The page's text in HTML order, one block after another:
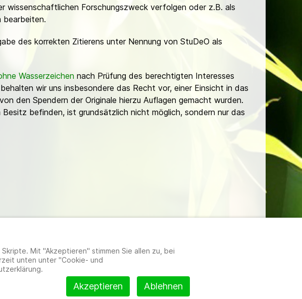
wissenschaftlichen Forschungszweck verfolgen oder z.B. als
bearbeiten.
des korrekten Zitierens unter Nennung von StuDeO als
Wasserzeichen nach Prüfung des berechtigten Interesses
wir uns insbesondere das Recht vor, einer Einsicht in das
den Spendern der Originale hierzu Auflagen gemacht wurden.
befinden, ist grundsätzlich nicht möglich, sondern nur das
Mit "Akzeptieren" stimmen Sie allen zu, bei
unten unter "Cookie- und
Akzeptieren Ablehnen